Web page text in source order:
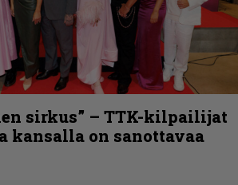
sirkus” – TTK-kilpailijat
on sanottavaa